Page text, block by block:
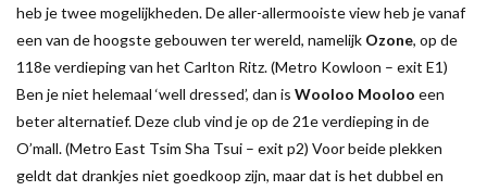
heb je twee mogelijkheden. De aller-allermooiste view heb je vanaf
een van de hoogste gebouwen ter wereld, namelijk Ozone, op de
118e verdieping van het Carlton Ritz. (Metro Kowloon – exit E1)
Ben je niet helemaal ‘well dressed’, dan is Wooloo Mooloo een
beter alternatief. Deze club vind je op de 21e verdieping in de
O’mall. (Metro East Tsim Sha Tsui – exit p2) Voor beide plekken
geldt dat drankjes niet goedkoop zijn, maar dat is het dubbel en